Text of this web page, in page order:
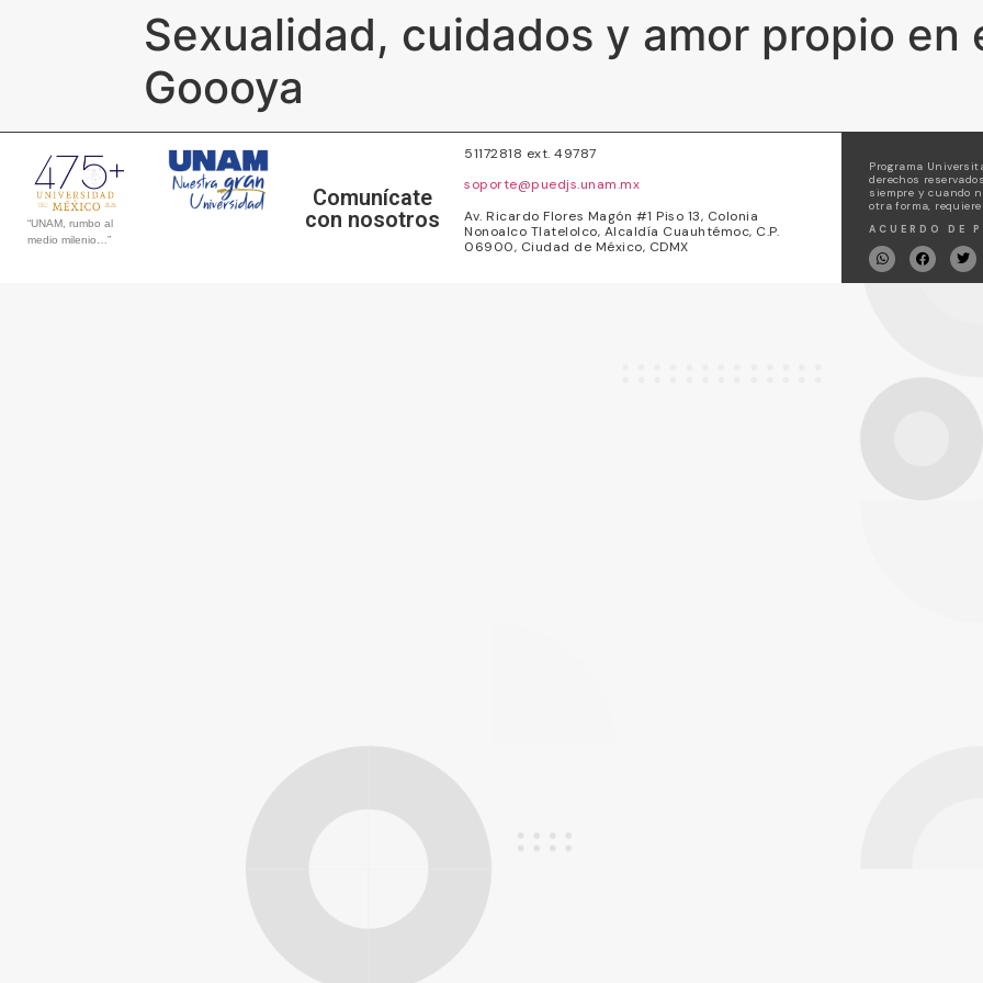
Sexualidad, cuidados y amor propio en
Goooya
“UNAM, rumbo al
medio milenio…”
Comunícate
con nosotros
51172818 ext. 49787
soporte@puedjs.unam.mx
Av. Ricardo Flores Magón #1 Piso 13, Colonia
Nonoalco Tlatelolco, Alcaldía Cuauhtémoc, C.P.
06900, Ciudad de México, CDMX
Programa
derechos
siempre y cuando
otra forma,
ACUERDO DE